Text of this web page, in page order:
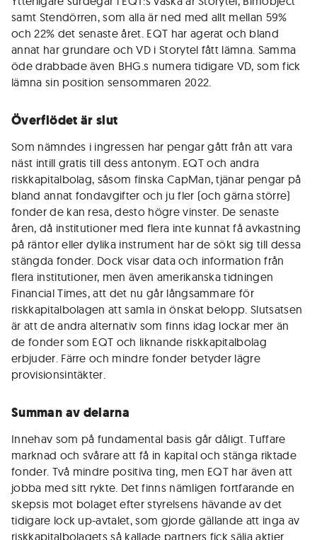
samt Stendörren, som alla är ned med allt mellan 59%
och 22% det senaste året. EQT har agerat och bland
annat har grundare och VD i Storytel fått lämna. Samma
öde drabbade även BHG.s numera tidigare VD, som fick
lämna sin position sensommaren 2022.
Överflödet är slut
Som nämndes i ingressen har pengar gått från att vara
näst intill gratis till dess antonym. EQT och andra
riskkapitalbolag, såsom finska CapMan, tjänar pengar på
bland annat fondavgifter och ju fler (och gärna större)
fonder de kan resa, desto högre vinster. De senaste
åren, då institutioner med flera inte kunnat få avkastning
på räntor eller dylika instrument har de sökt sig till dessa
stängda fonder. Dock visar data och information från
flera institutioner, men även amerikanska tidningen
Financial Times, att det nu går långsammare för
riskkapitalbolagen att samla in önskat belopp. Slutsatsen
är att de andra alternativ som finns idag lockar mer än
de fonder som EQT och liknande riskkapitalbolag
erbjuder. Färre och mindre fonder betyder lägre
provisionsintäkter.
Summan av delarna
Innehav som på fundamental basis går dåligt. Tuffare
marknad och svårare att få in kapital och stänga riktade
fonder. Två mindre positiva ting, men EQT har även att
jobba med sitt rykte. Det finns nämligen fortfarande en
skepsis mot bolaget efter styrelsens hävande av det
tidigare lock up-avtalet, som gjorde gällande att inga av
riskkapitalbolagets så kallade partners fick sälja aktier